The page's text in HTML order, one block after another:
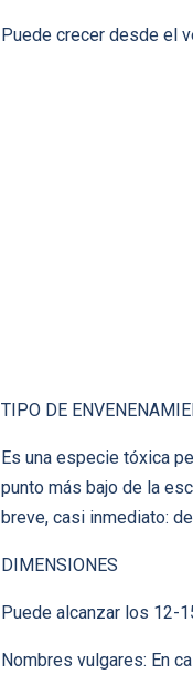
Puede crecer desde el
TIPO DE
Es una especie tóxica
punto más bajo de la
breve, casi inmediato:
DIMENSIONES
Puede alcanzar los 12-
Nombres vulgares: En